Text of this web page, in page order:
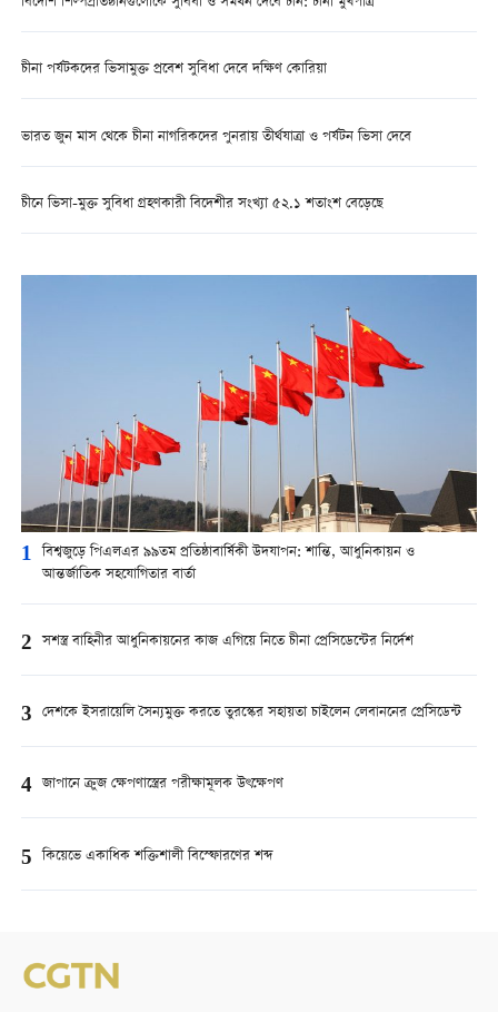
চীনা পর্যটকদের ভিসামুক্ত প্রবেশ সুবিধা দেবে দক্ষিণ কোরিয়া
ভারত জুন মাস থেকে চীনা নাগরিকদের পুনরায় তীর্থযাত্রা ও পর্যটন ভিসা দেবে
চীনে ভিসা-মুক্ত সুবিধা গ্রহণকারী বিদেশীর সংখ্যা ৫২.১ শতাংশ বেড়েছে
1 বিশ্বজুড়ে পিএলএর ৯৯তম প্রতিষ্ঠাবার্ষিকী উদযাপন: শান্তি, আধুনিকায়ন ও
আন্তর্জাতিক সহযোগিতার বার্তা
2 সশস্ত্র বাহিনীর আধুনিকায়নের কাজ এগিয়ে নিতে চীনা প্রেসিডেন্টের নির্দেশ
3 দেশকে ইসরায়েলি সৈন্যমুক্ত করতে তুরস্কের সহায়তা চাইলেন লেবাননের প্রেসিডেন্ট
4 জাপানে ক্রুজ ক্ষেপণাস্ত্রের পরীক্ষামূলক উৎক্ষেপণ
5 কিয়েভে একাধিক শক্তিশালী বিস্ফোরণের শব্দ